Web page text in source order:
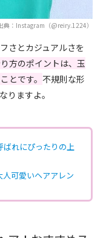
典：Instagram（@reiry.1224）
さとカジュアルさを
方のポイントは、玉
とです。不規則な形
りますよ。
ばれにぴったりの上
可愛いヘアアレン